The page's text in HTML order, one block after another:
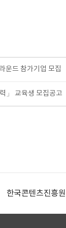
운드 참가기업 모집
」 교육생 모집공고
한국콘텐츠진흥원